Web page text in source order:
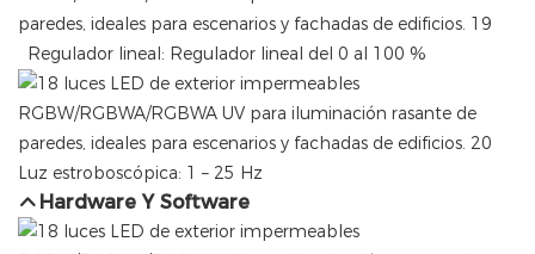
Regulador lineal: Regulador lineal del 0 al 100 %
Luz estroboscópica: 1 – 25 Hz
Hardware Y Software